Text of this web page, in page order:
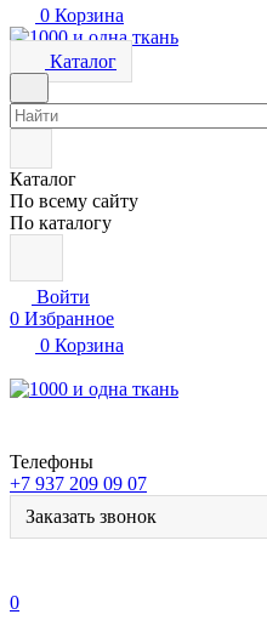
0 Корзина
Каталог
Каталог
По всему сайту
По каталогу
Войти
0 Избранное
0 Корзина
Телефоны
+7 937 209 09 07
Заказать звонок
0